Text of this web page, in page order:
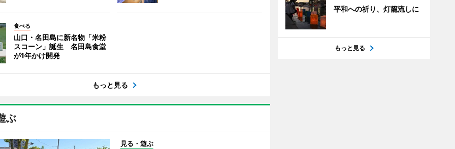
食べる
山口・名田島に新名物「米粉
スコーン」誕生 名田島食堂
が1年かけ開発
もっと見る
ぶ
見る・遊ぶ
平和への祈り、灯籠流しに
もっと見る